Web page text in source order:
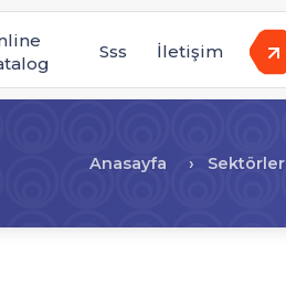
Sss İletişim
Anasayfa Sektörler